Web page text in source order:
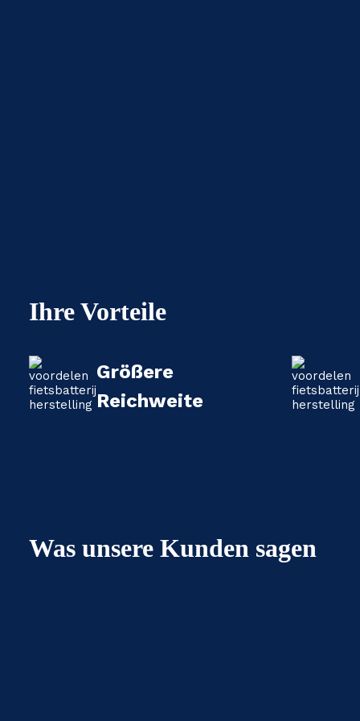
Ihre Vorteile
Größere
Reichweite
Was unsere Kunden sagen